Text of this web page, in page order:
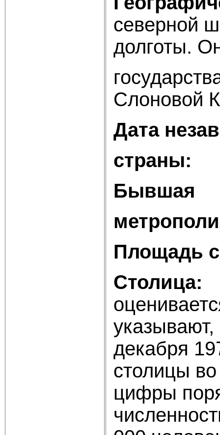
северной
долготы.
Слоновой
Дата
страны:
Бывшая
Площадь
Столица:
декабря
столицы
цифры